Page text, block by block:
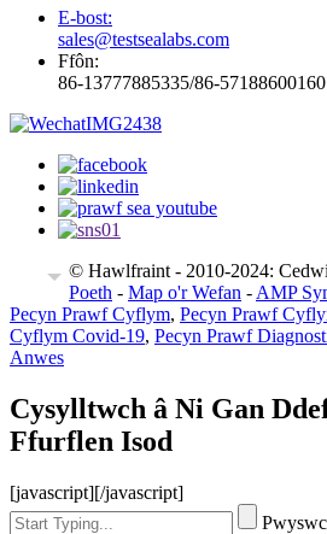
E-bost:
sales@testsealabs.com
Ffôn:
86-13777885335/86-57188600160
© Hawlfraint - 2010-2024:
Poeth - Map o'r Wefan - AMP
Pecyn Prawf Cyflym, Pecyn Prawf
Cyflym Covid-19, Pecyn Prawf
Anwes
Cysylltwch â Ni Gan
Ffurflen Isod
[javascript][/javascript]